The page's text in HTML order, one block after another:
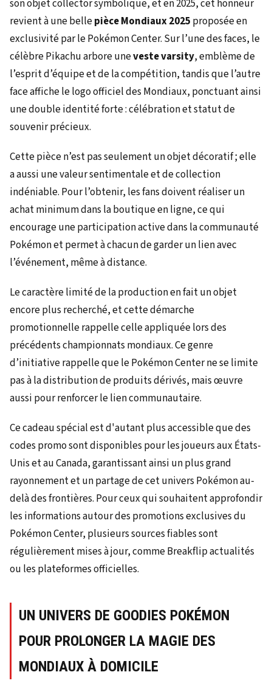
son objet collector symbolique, et en 2025, cet honneur
revient à une bellepièce Mondiaux 2025 proposée en
exclusivité par le Pokémon Center. Sur l’une des faces, le
célèbre Pikachu arbore uneveste varsity, emblème de
l’esprit d’équipe et de la compétition, tandis que l’autre
face affiche le logo officiel des Mondiaux, ponctuant ainsi
une double identité forte : célébration et statut de
souvenir précieux.
Cette pièce n’est pas seulement un objet décoratif ; elle
a aussi une valeur sentimentale et de collection
indéniable. Pour l’obtenir, les fans doivent réaliser un
achat minimum dans la boutique en ligne, ce qui
encourage une participation active dans la communauté
Pokémon et permet à chacun de garder un lien avec
l’événement, même à distance.
Le caractère limité de la production en fait un objet
encore plus recherché, et cette démarche
promotionnelle rappelle celle appliquée lors des
précédents championnats mondiaux. Ce genre
d’initiative rappelle que le Pokémon Center ne se limite
pas à la distribution de produits dérivés, mais œuvre
aussi pour renforcer le lien communautaire.
Ce cadeau spécial est d'autant plus accessible que des
codes promo sont disponibles pour les joueurs aux États-
Unis et au Canada, garantissant ainsi un plus grand
rayonnement et un partage de cet univers Pokémon au-
delà des frontières. Pour ceux qui souhaitent approfondir
les informations autour des promotions exclusives du
Pokémon Center, plusieurs sources fiables sont
régulièrement mises à jour, comme Breakflip actualités
ou les plateformes officielles.
UN UNIVERS DE GOODIES POKÉMON
POUR PROLONGER LA MAGIE DES
MONDIAUX À DOMICILE